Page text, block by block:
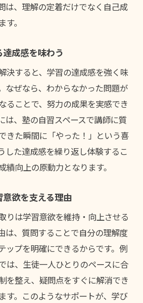
は、理解の定着だけでなく自己成
。
成感を味わう
決すると、学習の達成感を強く味
なぜなら、わからなかった問題が
ることで、努力の成果を実感でき
は、塾の自習スペースで講師に質
きた瞬間に「やった！」という喜
した達成感を繰り返し体験するこ
績向上の原動力となります。
欲を支える理由
りは学習意欲を維持・向上させる
は、質問することで自分の理解度
ップを明確にできるからです。例
は、生徒一人ひとりのペースに合
を整え、疑問点をすぐに解消でき
す。このようなサポートが、学び